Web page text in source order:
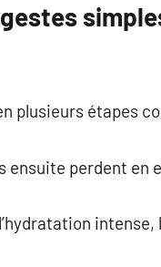
plusieurs étapes
ensuite perdent en